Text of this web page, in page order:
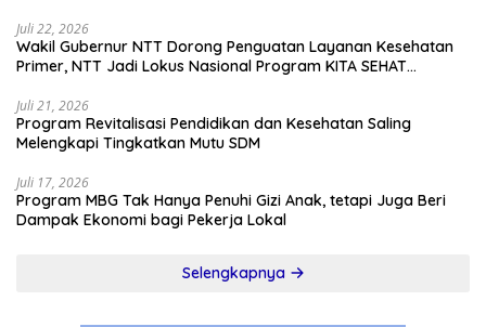
Juli 22, 2026
Wakil Gubernur NTT Dorong Penguatan Layanan Kesehatan
Primer, NTT Jadi Lokus Nasional Program KITA SEHAT
Juli 21, 2026
Program Revitalisasi Pendidikan dan Kesehatan Saling
Melengkapi Tingkatkan Mutu SDM
Juli 17, 2026
Program MBG Tak Hanya Penuhi Gizi Anak, tetapi Juga Beri
Dampak Ekonomi bagi Pekerja Lokal
Selengkapnya